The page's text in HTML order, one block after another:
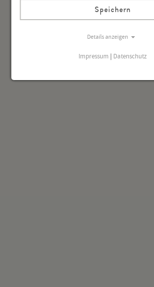
Speichern
Details anzeigen
Impressum | Datenschutz